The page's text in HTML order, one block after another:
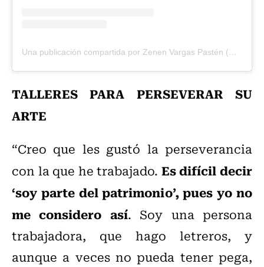
Una publicación compartida por Zenen Vargas Pastén (@zenenvargaspasten)
TALLERES PARA PERSEVERAR SU
ARTE
“Creo que les gustó la perseverancia
con la que he trabajado. Es difícil decir
‘soy parte del patrimonio’, pues yo no
me considero así. Soy una persona
trabajadora, que hago letreros, y
aunque a veces no pueda tener pega,